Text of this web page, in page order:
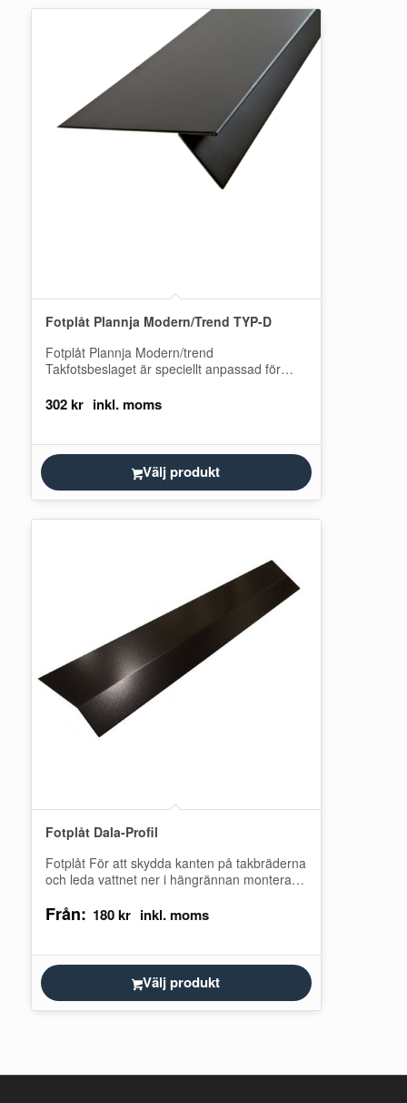
Fotplåt Plannja Modern/Trend TYP-D
Fotplåt Plannja Modern/trend
Takfotsbeslaget är speciellt anpassad för
används som avslutning vid takfoten under…
302kr
Välj produkt
Fotplåt Dala-Profil
Fotplåt För att skydda kanten på takbräderna
och leda vattnet ner i hängrännan monteras
Från: 180kr
Välj produkt